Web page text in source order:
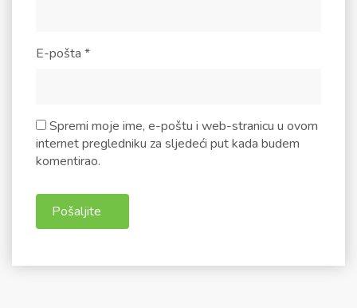
E-pošta *
Spremi moje ime, e-poštu i web-stranicu u ovom
internet pregledniku za sljedeći put kada budem
komentirao.